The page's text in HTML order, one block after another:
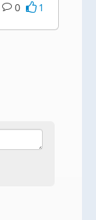
0 1